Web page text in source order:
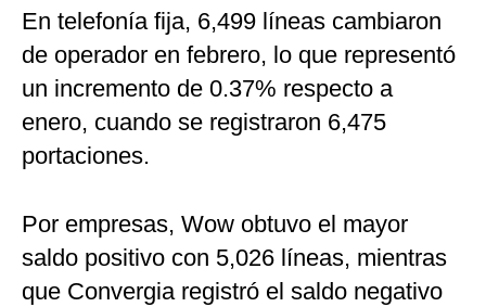
En telefonía fija, 6,499 líneas cambiaron
de operador en febrero, lo que representó
un incremento de 0.37% respecto a
enero, cuando se registraron 6,475
portaciones.
Por empresas, Wow obtuvo el mayor
saldo positivo con 5,026 líneas, mientras
que Convergia registró el saldo negativo